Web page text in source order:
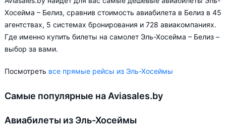
Хосейма – Белиз, сравнив стоимость авиабилета в Белиз в 45
агентствах, 5 системах бронирования и 728 авиакомпаниях.
Где именно купить билеты на самолет Эль-Хосейма – Белиз –
выбор за вами.
Посмотреть все прямые рейсы из Эль-Хосеймы
Самые популярные на Aviasales.by
Авиабилеты из Эль-Хосеймы